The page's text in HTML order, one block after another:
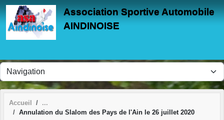
Association Sportive Automobile
AINDINOISE
Accueil
Annulation du Slalom des Pays de l'Ain le 26 juillet 2020
Panneau de gestion des cookies